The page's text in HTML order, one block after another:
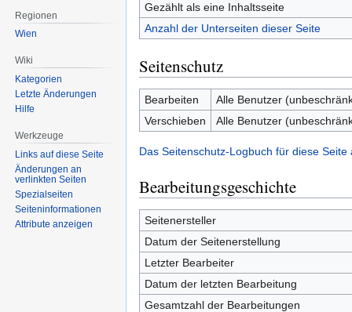
Gezählt als eine Inhaltsseite
Anzahl der Unterseiten dieser Seite
Seitenschutz
Bearbeiten
Alle Benutzer
Verschieben
Alle Benutzer
Das Seitenschutz-Logbuch für diese Seite
Bearbeitungsgeschichte
Seitenersteller
Datum der Seitenerstellung
Letzter Bearbeiter
Datum der letzten Bearbeitung
Gesamtzahl der Bearbeitungen
Regionen
Wien
Wiki
Kategorien
Letzte Änderungen
Hilfe
Werkzeuge
Links auf diese Seite
Änderungen an
verlinkten Seiten
Spezialseiten
Seiten­informationen
Attribute anzeigen